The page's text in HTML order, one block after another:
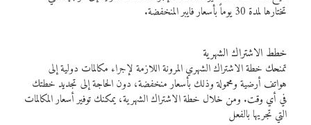
تختارها لمدة 30 يوماً بأسعار فايبر المنخفضة.
خطط الاشتراك الشهرية
تمنحك خطة الاشتراك الشهري المرونة اللازمة لإجراء مكالمات دولية إلى
هواتف أرضية ومحمولة وذلك بأسعار منخفضة، دون الحاجة إلى تجديد خطتك
في أي وقت. ومن خلال خطة الاشتراك الشهرية، يمكنك توفير أسعار المكالمات
التي تجريها بالفعل